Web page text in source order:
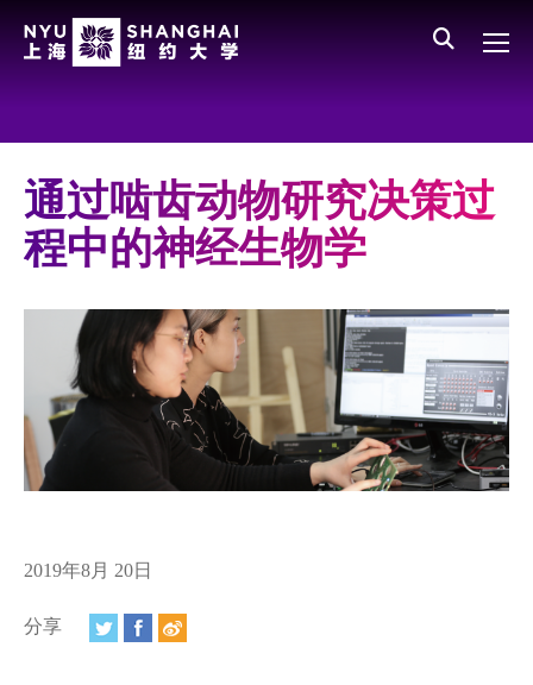
All NYU
学校领导
师资队伍
新闻与媒体报道
人物
聚焦
新闻简报
通过啮齿动物研究决策过
程中的神经生物学
2019年8月 20日
分享